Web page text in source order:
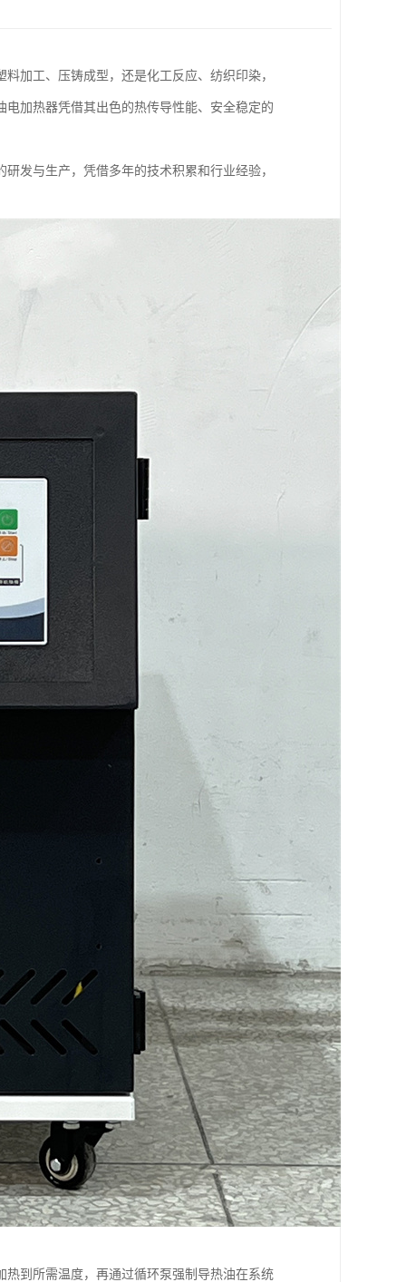
加工、压铸成型，还是化工反应、纺织印染，
加热器凭借其出色的热传导性能、安全稳定的
发与生产，凭借多年的技术积累和行业经验，
到所需温度，再通过循环泵强制导热油在系统